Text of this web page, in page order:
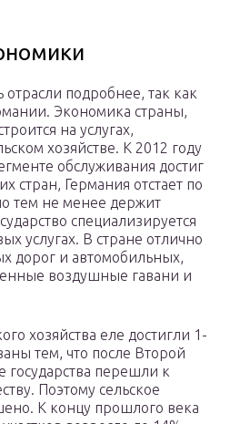
отрасли подробнее, так как
Экономика страны,
на услугах,
хозяйстве. К 2012 году
обслуживания достиг
стран, Германия отстает по
тем не менее держит
специализируется
услугах. В стране отлично
дорог и автомобильных,
воздушные гавани и
хозяйства еле достигли 1-
тем, что после Второй
перешли к
Поэтому сельское
К концу прошлого века